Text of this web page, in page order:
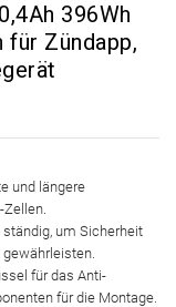
396Wh
Zündapp,
und längere
um Sicherheit
gewährleisten.
für das Anti-
für die Montage.